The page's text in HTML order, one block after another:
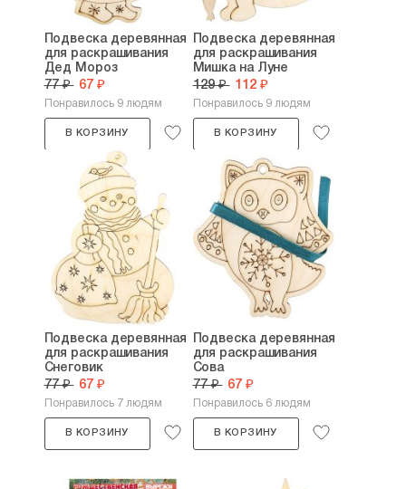
Подвеска деревянная
для раскрашивания
Дед Мороз
77 ₽ 67 ₽
Понравилось 9 людям
В КОРЗИНУ
Подвеска деревянная
для раскрашивания
Мишка на Луне
129 ₽ 112 ₽
Понравилось 9 людям
В КОРЗИНУ
Подвеска деревянная
для раскрашивания
Снеговик
77 ₽ 67 ₽
Понравилось 7 людям
В КОРЗИНУ
Подвеска деревянная
для раскрашивания
Сова
77 ₽ 67 ₽
Понравилось 6 людям
В КОРЗИНУ